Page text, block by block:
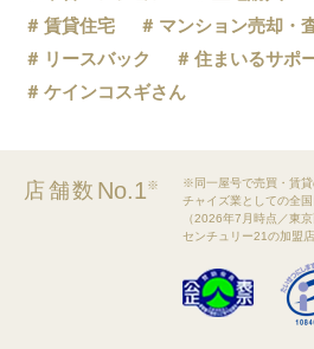
賃貸住宅
マンション売却・
リースバック
住まいるサポ
ケインコスギさん
店舗数 No.1※
※同一屋号で売買・賃
チャイズ業としての全
（2026年7月時点／東
センチュリー21の加盟